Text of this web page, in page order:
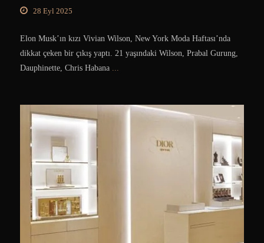
28 Eyl 2025
Elon Musk’ın kızı Vivian Wilson, New York Moda Haftası’nda
dikkat çeken bir çıkış yaptı. 21 yaşındaki Wilson, Prabal Gurung,
Dauphinette, Chris Habana ...